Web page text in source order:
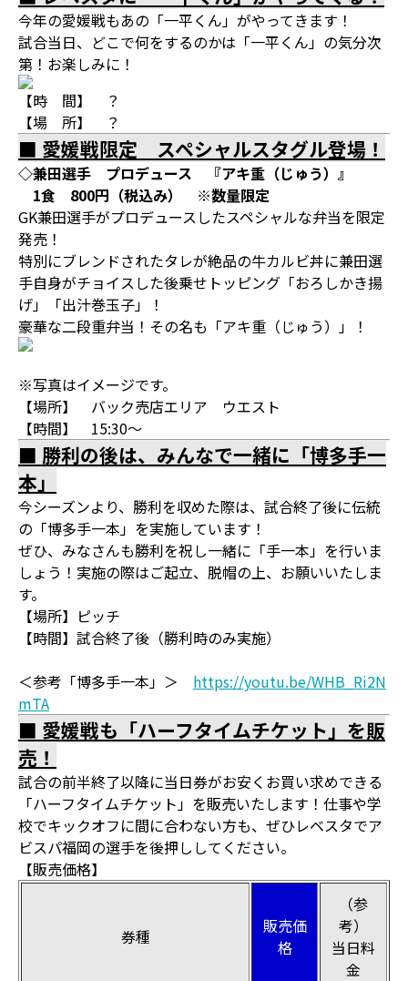
今年の愛媛戦もあの「一平くん」がやってきます！
試合当日、どこで何をするのかは「一平くん」の気分次
第！お楽しみに！
【時 間】 ？
【場 所】 ？
■ 愛媛戦限定 スペシャルスタグル登場！
◇兼田選手 プロデュース 『アキ重（じゅう）』
1食 800円（税込み） ※数量限定
GK兼田選手がプロデュースしたスペシャルな弁当を限定
発売！
特別にブレンドされたタレが絶品の牛カルビ丼に兼田選
手自身がチョイスした後乗せトッピング「おろしかき揚
げ」「出汁巻玉子」！
豪華な二段重弁当！その名も「アキ重（じゅう）」！
※写真はイメージです。
【場所】 バック売店エリア ウエスト
【時間】 15:30～
■ 勝利の後は、みんなで一緒に「博多手一
本」
今シーズンより、勝利を収めた際は、試合終了後に伝統
の「博多手一本」を実施しています！
ぜひ、みなさんも勝利を祝し一緒に「手一本」を行いま
しょう！実施の際はご起立、脱帽の上、お願いいたしま
す。
【場所】ピッチ
【時間】試合終了後（勝利時のみ実施）
＜参考「博多手一本」＞ https://youtu.be/WHB_Ri2N
mTA
■ 愛媛戦も「ハーフタイムチケット」を販
売！
試合の前半終了以降に当日券がお安くお買い求めできる
「ハーフタイムチケット」を販売いたします！仕事や学
校でキックオフに間に合わない方も、ぜひレベスタでア
ビスパ福岡の選手を後押ししてください。
【販売価格】
券種
販売価
格
（参
考）
当日料
金